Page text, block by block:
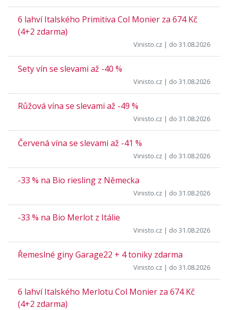
6 lahví Italského Primitiva Col Monier za 674 Kč
(4+2 zdarma)
Vinisto.cz | do 31.08.2026
Sety vín se slevami až -40 %
Vinisto.cz | do 31.08.2026
Růžová vína se slevami až -49 %
Vinisto.cz | do 31.08.2026
Červená vína se slevami až -41 %
Vinisto.cz | do 31.08.2026
-33 % na Bio riesling z Německa
Vinisto.cz | do 31.08.2026
-33 % na Bio Merlot z Itálie
Vinisto.cz | do 31.08.2026
Řemeslné giny Garage22 + 4 toniky zdarma
Vinisto.cz | do 31.08.2026
6 lahví Italského Merlotu Col Monier za 674 Kč
(4+2 zdarma)